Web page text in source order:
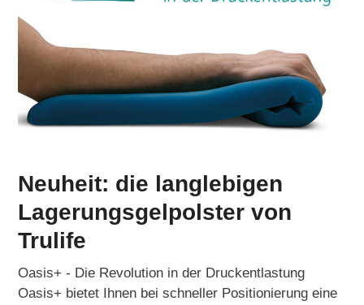
Neuheit: die langlebigen
Lagerungsgelpolster von
Trulife
Oasis+ - Die Revolution in der Druckentlastung
Oasis+ bietet Ihnen bei schneller Positionierung eine